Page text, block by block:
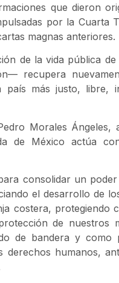
que dieron
por la Cuarta
magnas anteriores.
de la vida pública
recupera
más justo, libre,
Morales Ángeles,
de México actúa
consolidar un
el desarrollo de
costera, protegiendo
de nuestros
de bandera y como
derechos humanos,